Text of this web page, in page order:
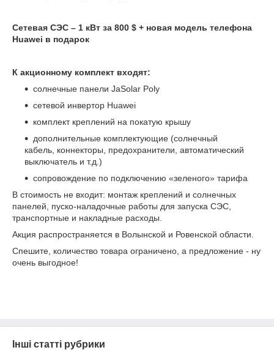
Cетевая СЭС – 1 кВт за 800 $ + новая модель телефона
Huawei в подарок
К акционному комплект входят:
солнечные панели JaSolar Poly
сетевой инвертор Huawei
комплект креплений на покатую крышу
дополнительные комплектующие (солнечный
кабель, коннекторы, предохранители, автоматический
выключатель и т.д.)
сопровождение по подключению «зеленого» тарифа
В стоимость не входит: монтаж креплений и солнечных
панелей, пуско-наладочные работы для запуска СЭС,
транспортные и накладные расходы.
Акция распространяется в Волынской и Ровенской области.
Спешите, количество товара ограничено, а предложение - ну
очень выгодное!
Інші статті рубрики